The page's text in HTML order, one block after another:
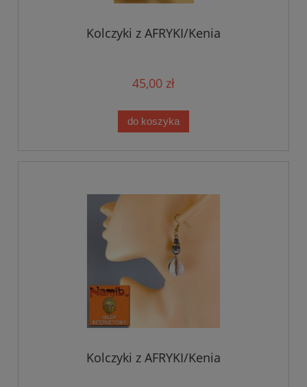
Kolczyki z AFRYKI/Kenia
45,00 zł
do koszyka
Kolczyki z AFRYKI/Kenia